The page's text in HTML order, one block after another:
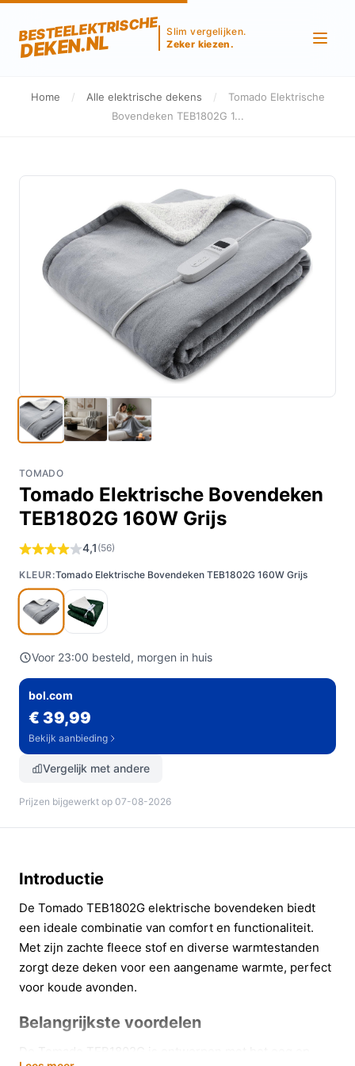
BESTEELEKTRISCHE
DEKEN.NL
Slim vergelijken.
Zeker kiezen.
Home / Alle elektrische dekens /
Tomado Elektrische
Bovendeken TEB1802G 1...
TOMADO
Tomado Elektrische Bovendeken
TEB1802G 160W Grijs
4,1 (56)
KLEUR:Tomado Elektrische Bovendeken TEB1802G 160W Grijs
Voor 23:00 besteld, morgen in huis
bol.com
€ 39,99
Bekijk aanbieding
Vergelijk met andere
Prijzen bijgewerkt op 07-08-2026
Introductie
De Tomado TEB1802G elektrische bovendeken biedt
een ideale combinatie van comfort en functionaliteit.
Met zijn zachte fleece stof en diverse warmtestanden
zorgt deze deken voor een aangename warmte, perfect
voor koude avonden.
Belangrijkste voordelen